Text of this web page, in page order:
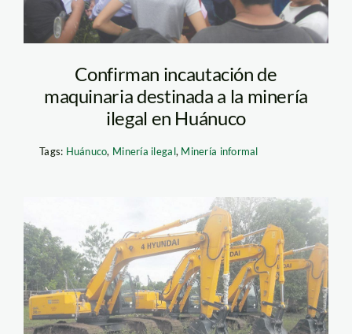
Confirman incautación de
maquinaria destinada a la minería
ilegal en Huánuco
Tags: Huánuco, Minería ilegal, Minería informal
Minería-ilegal-
Puerto-Inca-El-
Comercio